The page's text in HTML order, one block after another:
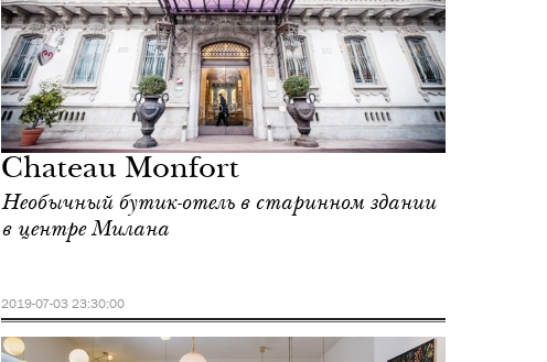
Chateau Monfort
Необычный бутик-отель в старинном здании
в центре Милана
2019-07-03 23:30:00